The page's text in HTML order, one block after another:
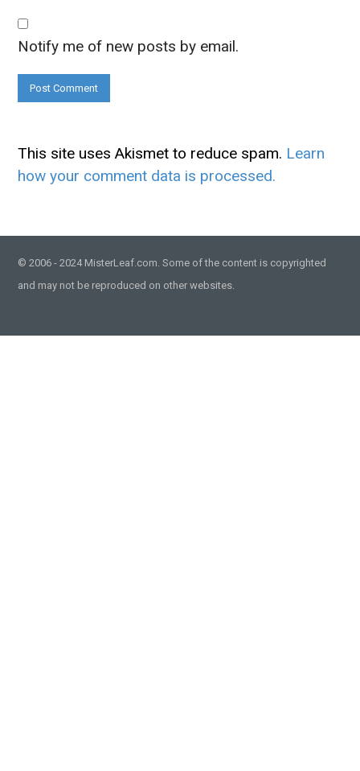
Notify me of new posts by email.
This site uses Akismet to reduce spam. Learn
how your comment data is processed.
© 2006 - 2024 MisterLeaf.com. Some of the content is copyrighted
and may not be reproduced on other websites.